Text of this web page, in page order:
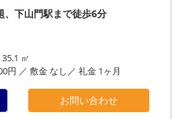
、下山門駅まで徒歩6分
㎡
円 ／ 敷金 なし／ 礼金 1ヶ月
お問い合わせ